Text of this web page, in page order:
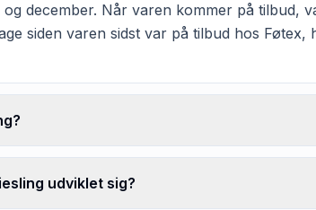
december. Når varen kommer på tilbud,
siden varen sidst var på tilbud hos
udviklet sig?